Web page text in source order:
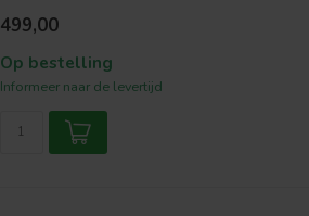
499,00
Op bestelling
Informeer naar de levertijd